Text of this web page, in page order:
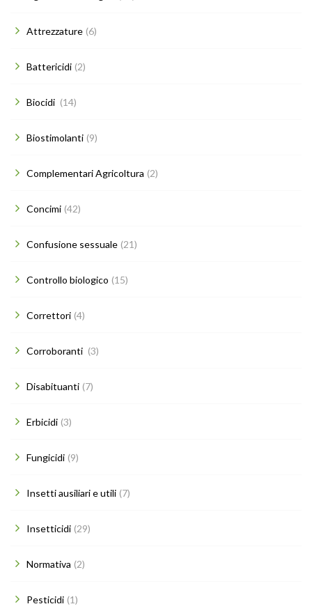
Attrezzature (6)
Battericidi (2)
Biocidi (14)
Biostimolanti (9)
Complementari Agricoltura (2)
Concimi (42)
Confusione sessuale (21)
Controllo biologico (15)
Correttori (4)
Corroboranti (3)
Disabituanti (7)
Erbicidi (3)
Fungicidi (9)
Insetti ausiliari e utili (7)
Insetticidi (29)
Normativa (2)
Pesticidi (1)